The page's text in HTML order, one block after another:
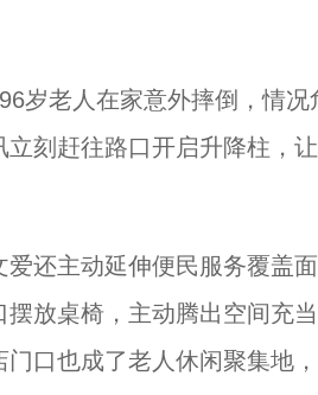
老人在家意外摔倒，情况
刻赶往路口开启升降柱，
主动延伸便民服务覆盖面
放桌椅，主动腾出空间充
门口也成了老人休闲聚集地